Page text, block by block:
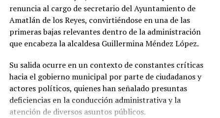
productiva y el sustento de miles de familias
veracruzanas ligadas al sector azucarero.
renuncia al cargo de secretario del Ayuntamiento de
Amatlán de los Reyes, convirtiéndose en una de las
primeras bajas relevantes dentro de la administración
que encabeza la alcaldesa Guillermina Méndez López.
Su salida ocurre en un contexto de constantes críticas
hacia el gobierno municipal por parte de ciudadanos y
actores políticos, quienes han señalado presuntas
deficiencias en la conducción administrativa y la
atención de diversos asuntos públicos.